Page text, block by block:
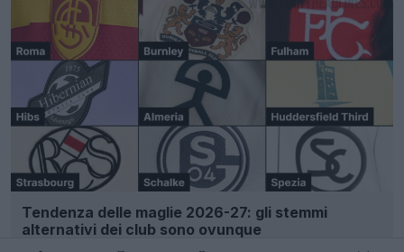
Tendenza delle maglie 2026-27: gli stemmi
alternativi dei club sono ovunque